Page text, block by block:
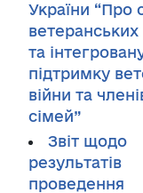
України “Про
ветеранських
та
підтримку
війни та
сімей”
Звіт щодо
результатів
проведення